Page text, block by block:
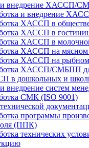
и внедрение ХАССП/
и внедрение
ХАССП в
ХАССП в
ХАССП в
ХАССП на мясном
ХАССП на рыбном
ХАССП/СМБПП
в дошкольных и
внедрение систем
СМК (ISO 9001)
программы
(ППК)
технических